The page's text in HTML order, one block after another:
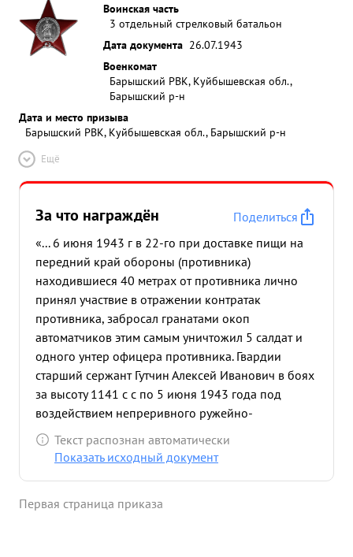
Воинская часть
3 отдельный стрелковый батальон
Дата документа 26.07.1943
Военкомат
Барышский РВК, Куйбышевская обл.,
Барышский р-н
Дата и место призыва
Барышский РВК, Куйбышевская обл., Барышский р-н
Ещё
За что награждён
Поделиться
«... 6 июня 1943 г в 22-го при доставке пищи на
передний край обороны (противника)
находившиеся 40 метрах от противника лично
принял участвие в отражении контратак
противника, забросал гранатами окоп
автоматчиков этим самым уничтожил 5 салдат и
одного унтер офицера противника. Гвардии
старший сержант Гутчин Алексей Иванович в боях
за высоту 1141 с с по 5 июня 1943 года под
воздействием непреривного ружейно-
пулеметного и артилерийского огня противника
своевременно 2 раза в сутки обеспечивал личный
Текст распознан автоматически
Показать исходный документ
Первая страница приказа